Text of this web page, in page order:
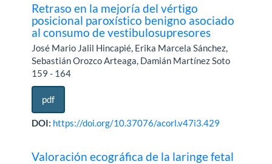
Retraso en la mejoría del vértigo
posicional paroxístico benigno asociado
al consumo de vestibulosupresores
José Mario Jalil Hincapié, Erika Marcela Sánchez,
Sebastián Orozco Arteaga, Damián Martínez Soto
159 - 164
pdf
DOI: https://doi.org/10.37076/acorl.v47i3.429
Valoración ecográfica de la laringe fetal